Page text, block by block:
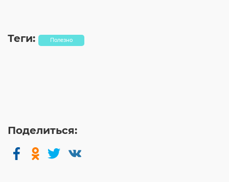
Теги: Полезно
Поделиться: